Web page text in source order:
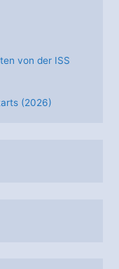
von der ISS
(2026)